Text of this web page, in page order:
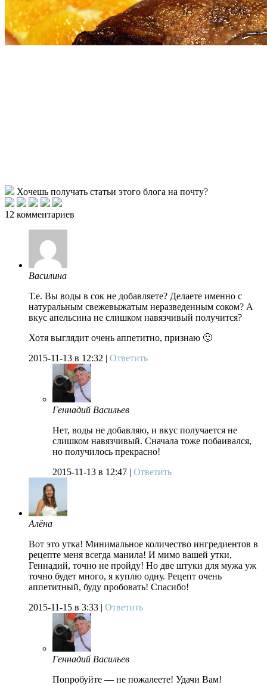
Хочешь получать статьи этого блога на почту?
12 комментариев
Василина
Т.е. Вы воды в сок не добавляете? Делаете именно с
натуральным свежевыжатым неразведенным соком? А
вкус апельсина не слишком навязчивый получится?
Хотя выглядит очень аппетитно, признаю 🙂
2015-11-13 в 12:32 | Ответить
Геннадий Васильев
Нет, воды не добавляю, и вкус получается не
слишком навязчивый. Сначала тоже побаивался,
но получилось прекрасно!
2015-11-13 в 12:47 | Ответить
Алёна
Вот это утка! Минимальное количество ингредиентов в
рецепте меня всегда манила! И мимо вашей утки,
Геннадий, точно не пройду! Но две штуки для мужа уж
точно будет много, я куплю одну. Рецепт очень
аппетитный, буду пробовать! Спасибо!
2015-11-15 в 3:33 | Ответить
Геннадий Васильев
Попробуйте — не пожалеете! Удачи Вам!